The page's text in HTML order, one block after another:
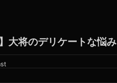
大将のデリケートな悩み